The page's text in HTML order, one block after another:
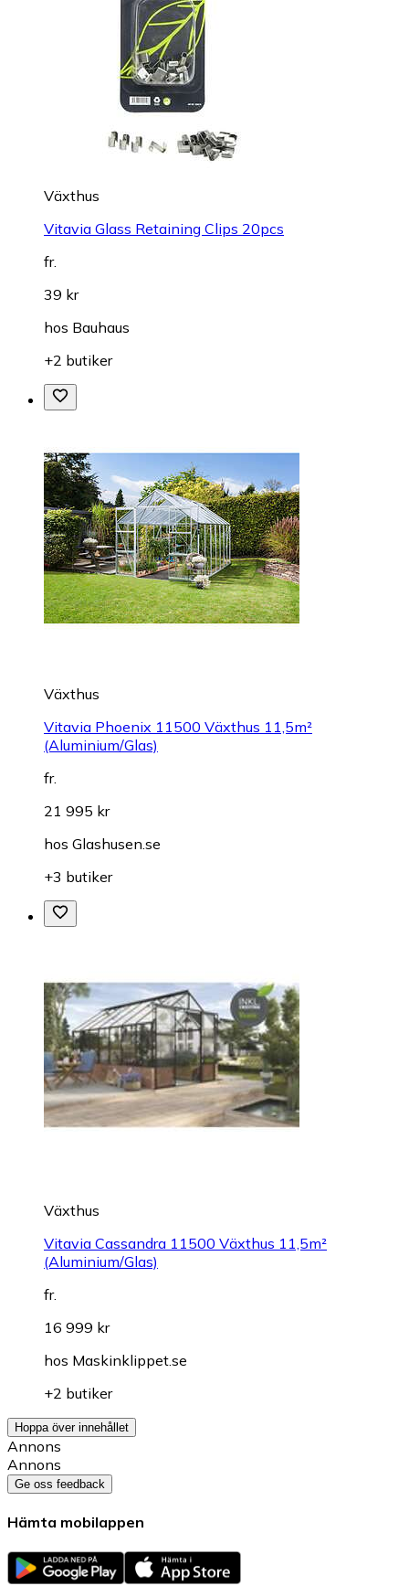
Växthus
Vitavia Glass Retaining Clips 20pcs
fr.
39 kr
hos Bauhaus
+2 butiker
Växthus
Vitavia Phoenix 11500 Växthus 11,5m²
(Aluminium/Glas)
fr.
21 995 kr
hos Glashusen.se
+3 butiker
Växthus
Vitavia Cassandra 11500 Växthus 11,5m²
(Aluminium/Glas)
fr.
16 999 kr
hos Maskinklippet.se
+2 butiker
Hoppa över innehållet
Annons
Annons
Ge oss feedback
Hämta mobilappen